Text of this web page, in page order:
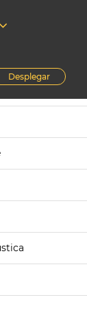
Desplegar